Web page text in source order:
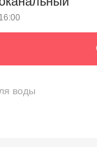
воды